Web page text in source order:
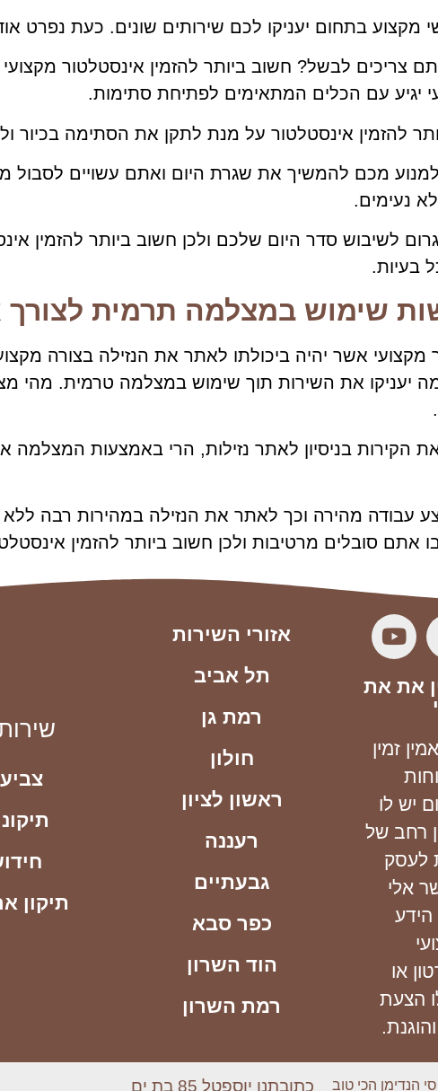
לבשל? חשוב ביותר להזמין אינסטלטור
יגיע עם הכלים המתאימים לפתיחת סתימות.
להזמין אינסטלטור על מנת לתקן את הסתימה בכיור
מכם להמשיך את שגרת היום ואתם עשויים לסבול
נעימים.
לשיבוש סדר היום שלכם ולכן חשוב ביותר להזמין
בעיות.
שימוש במצלמה תרמית לצורך
מקצועי אשר יהיה ביכולתו לאתר את הנזילה בצורה
הלילה, אינסטלטורים 24 שעות ביממה יעניקו את השירות תוך שימוש
בניסיון לאתר נזילות, הרי באמצעות המצלמה
מהירה וכך לאתר את הנזילה במהירות רבה
סובלים מרטיבות ולכן חשוב ביותר להזמין
את את
זמין
יש לו
רחב של
לעסק
אלי
או
הצעת
אזורי השירות
תל אביב
רמת גן
חולון
ראשון לציון
רעננה
גבעתיים
כפר סבא
הוד השרון
רמת השרון
תיקון
הנדימן הכי טוב כתובתנו יוספטל 85 בת ים